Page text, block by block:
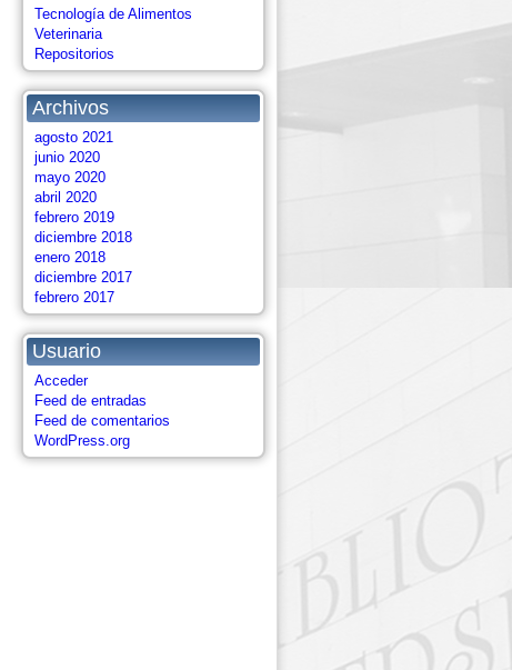
Tecnología de Alimentos
Veterinaria
Repositorios
Archivos
agosto 2021
junio 2020
mayo 2020
abril 2020
febrero 2019
diciembre 2018
enero 2018
diciembre 2017
febrero 2017
Usuario
Acceder
Feed de entradas
Feed de comentarios
WordPress.org